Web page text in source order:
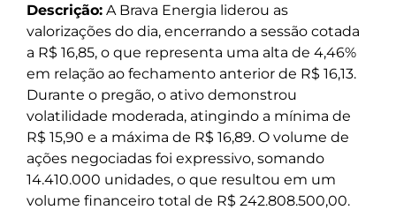
Descrição: A Brava Energia liderou as
valorizações do dia, encerrando a sessão cotada
a R$ 16,85, o que representa uma alta de 4,46%
em relação ao fechamento anterior de R$ 16,13.
Durante o pregão, o ativo demonstrou
volatilidade moderada, atingindo a mínima de
R$ 15,90 e a máxima de R$ 16,89. O volume de
ações negociadas foi expressivo, somando
14.410.000 unidades, o que resultou em um
volume financeiro total de R$ 242.808.500,00.